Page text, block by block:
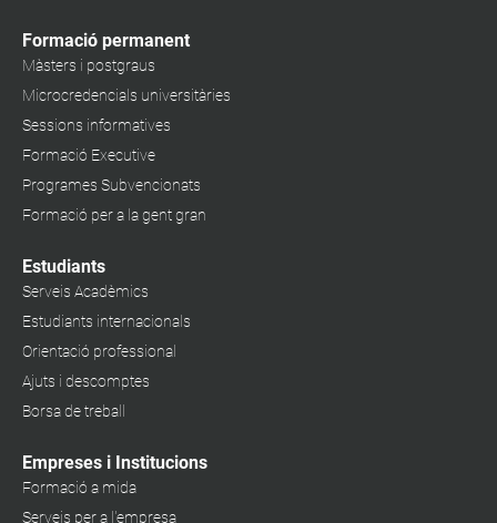
Formació permanent
Màsters i postgraus
Microcredencials universitàries
Sessions informatives
Formació Executive
Programes Subvencionats
Formació per a la gent gran
Estudiants
Serveis Acadèmics
Estudiants internacionals
Orientació professional
Ajuts i descomptes
Borsa de treball
Empreses i Institucions
Formació a mida
Serveis per a l'empresa